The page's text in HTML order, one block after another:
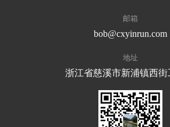
邮箱
bob@cxyinrun.com
地址
浙江省慈溪市新浦镇西街